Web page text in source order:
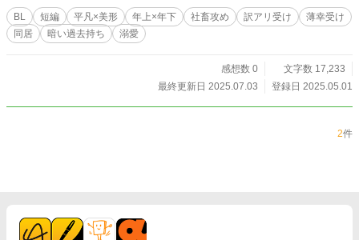
BL 短編 平凡×美形 年上×年下 社畜攻め 訳アリ受け
薄幸受け
同居
暗い過去持ち 溺愛
感想数 0
文字数 17,233
最終更新日 2025.07.03
登録日 2025.05.01
2件